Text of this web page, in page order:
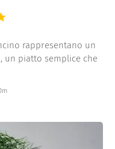
rappresentano un
un piatto semplice che